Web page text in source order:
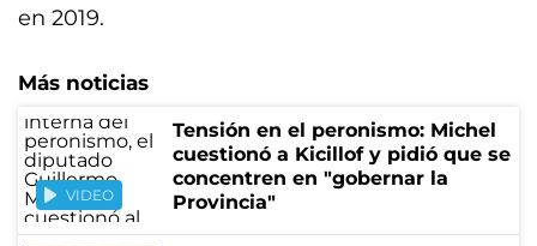
en 2019.
Más noticias
VIDEO
Tensión en el peronismo: Michel
cuestionó a Kicillof y pidió que se
concentren en "gobernar la
Provincia"